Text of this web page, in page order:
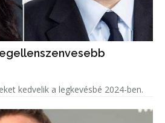
kedvelik a legkevésbé 2024-ben.